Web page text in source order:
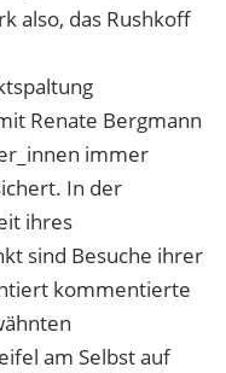
also, das Rushkoff
Renate Bergmann
immer
In der
ihres
sind Besuche ihrer
kommentierte
am Selbst auf